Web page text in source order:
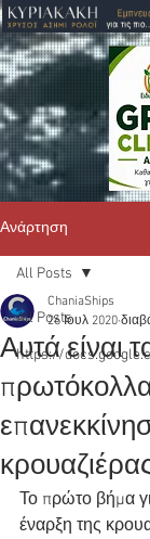
Ανάρτηση
All Posts
https://
All Posts
Αυτά είναι
ChaniaShips
26 Ιουλ 2020
Το πρώτο βήμα
έναρξη της